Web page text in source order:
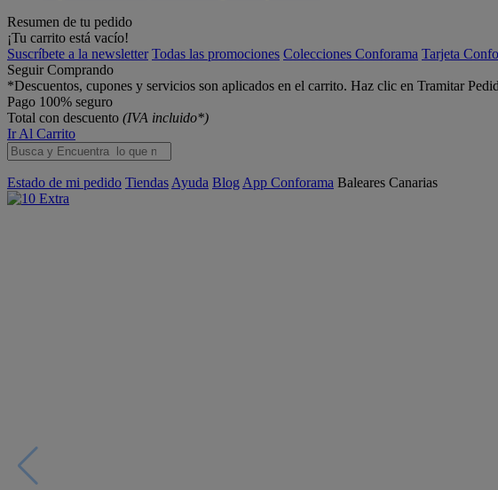
Resumen de tu pedido
¡Tu carrito está vacío!
Suscríbete a la newsletter Todas las promociones Colecciones Conforama Tarjeta
Seguir Comprando
*Descuentos, cupones y servicios son aplicados en el carrito. Haz clic en Tramitar
Pago 100% seguro
Total con descuento (IVA incluido*)
Ir Al Carrito
Estado de mi pedido Tiendas Ayuda Blog App Conforama Baleares Canarias